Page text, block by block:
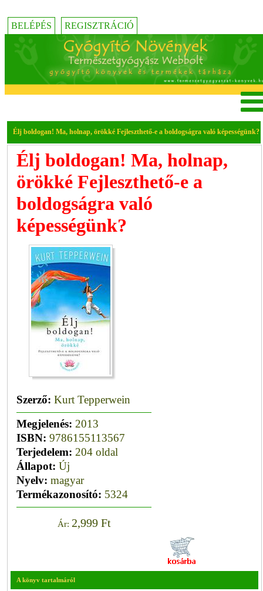
BELÉPÉS REGISZTRÁCIÓ
Élj boldogan! Ma, holnap, örökké Fejleszthető-e a boldogságra való képességünk?
Élj boldogan! Ma, holnap,
örökké Fejleszthető-e a
boldogságra való
képességünk?
Szerző: Kurt Tepperwein
Megjelenés: 2013
ISBN: 9786155113567
Terjedelem: 204 oldal
Állapot: Új
Nyelv: magyar
Termékazonosító: 5324
Ár: 2,999 Ft
A könyv tartalmáról